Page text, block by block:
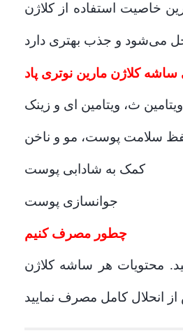
خاصیت استفاده از کلاژن
کلاژن مارین نوتری پاد
ث، ویتامین ای و زینک
سلامت پوست، مو و ناخن
کمک به شادابی پوست
جوانسازی پوست
چطور مصرف کنیم
محتویات هر ساشه کلاژن